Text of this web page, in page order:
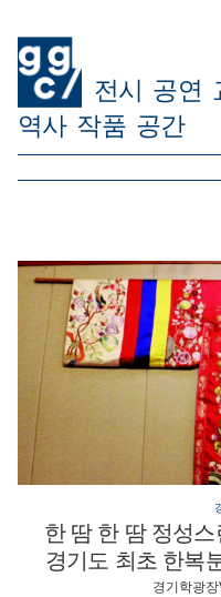
전시 공연
역사 작품 공간
ggc/
한 땀 한 땀 정성
경기도 최초 한복
경기학광